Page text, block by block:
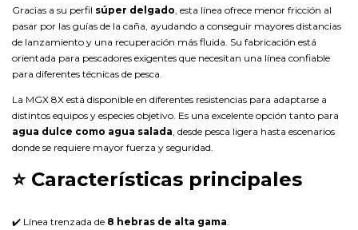
Gracias a su perfil súper delgado , esta línea ofrece menor fricción al
pasar por las guías de la caña, ayudando a conseguir mayores distancias
de lanzamiento y una recuperación más fluida. Su fabricación está
orientada para pescadores exigentes que necesitan una línea confiable
para diferentes técnicas de pesca.
La MGX 8X está disponible en diferentes resistencias para adaptarse a
distintos equipos y especies objetivo. Es una excelente opción tanto para
agua dulce como agua salada , desde pesca ligera hasta escenarios
donde se requiere mayor fuerza y seguridad.
⭐ Características principales
✔️ Línea trenzada de 8 hebras de alta gama